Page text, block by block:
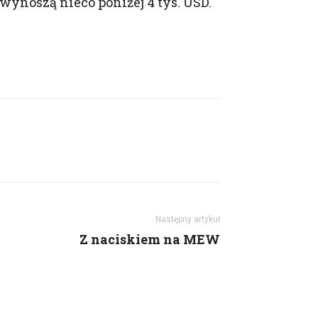
Następny artykuł
Z naciskiem na MEW
i Handel, firma
w tym